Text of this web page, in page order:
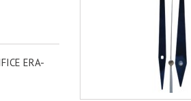
ERA-